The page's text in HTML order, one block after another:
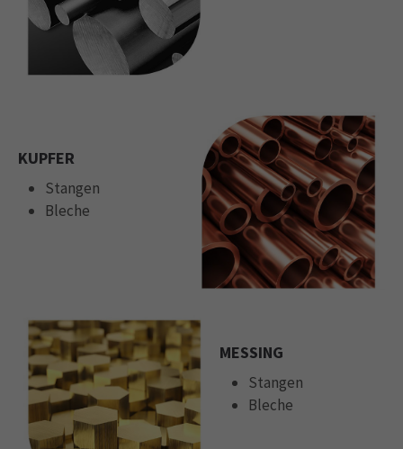
KUPFER
Stangen
Bleche
MESSING
Stangen
Bleche